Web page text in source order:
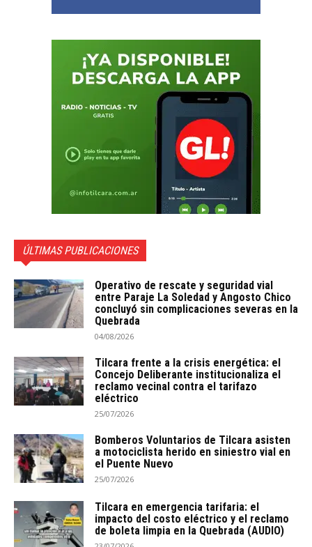
ÚLTIMAS PUBLICACIONES
Operativo de rescate y seguridad vial
entre Paraje La Soledad y Angosto Chico
concluyó sin complicaciones severas en la
Quebrada
04/08/2026
Tilcara frente a la crisis energética: el
Concejo Deliberante institucionaliza el
reclamo vecinal contra el tarifazo
eléctrico
25/07/2026
Bomberos Voluntarios de Tilcara asisten
a motociclista herido en siniestro vial en
el Puente Nuevo
25/07/2026
Tilcara en emergencia tarifaria: el
impacto del costo eléctrico y el reclamo
de boleta limpia en la Quebrada (AUDIO)